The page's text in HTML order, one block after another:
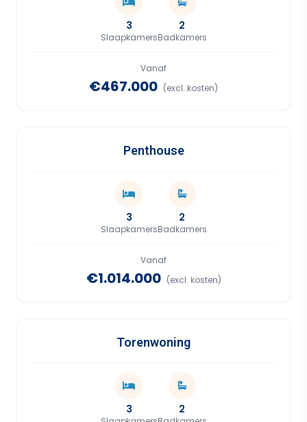
3
Slaapkamers
2
Badkamers
Vanaf
€467.000 (excl. kosten)
Penthouse
3
Slaapkamers
2
Badkamers
Vanaf
€1.014.000 (excl. kosten)
Torenwoning
3 2